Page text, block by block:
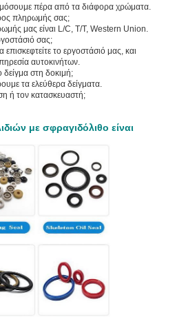
πέρα από τα διάφορα χρώματα.
πληρωμής σας;
μας είναι L/C, T/T, Western Union.
σας;
το εργοστάσιό μας, και
αυτοκινήτων.
στη δοκιμή;
τα ελεύθερα δείγματα.
ή τον κατασκευαστή;
με σφραγιδόλιθο είναι